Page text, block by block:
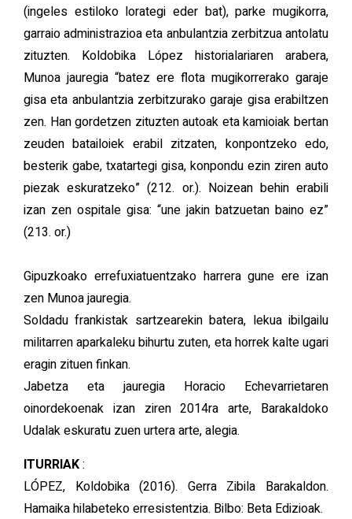
(ingeles estiloko lorategi eder bat), parke mugikorra,
garraio administrazioa eta anbulantzia zerbitzua antolatu
zituzten. Koldobika López historialariaren arabera,
Munoa jauregia “batez ere flota mugikorrerako garaje
gisa eta anbulantzia zerbitzurako garaje gisa erabiltzen
zen. Han gordetzen zituzten autoak eta kamioiak bertan
zeuden batailoiek erabil zitzaten, konpontzeko edo,
besterik gabe, txatartegi gisa, konpondu ezin ziren auto
piezak eskuratzeko” (212. or.). Noizean behin erabili
izan zen ospitale gisa: “une jakin batzuetan baino ez”
(213. or.)
Gipuzkoako errefuxiatuentzako harrera gune ere izan
zen Munoa jauregia.
Soldadu frankistak sartzearekin batera, lekua ibilgailu
militarren aparkaleku bihurtu zuten, eta horrek kalte ugari
eragin zituen finkan.
Jabetza eta jauregia Horacio Echevarrietaren
oinordekoenak izan ziren 2014ra arte, Barakaldoko
Udalak eskuratu zuen urtera arte, alegia.
ITURRIAK:
LÓPEZ, Koldobika (2016). Gerra Zibila Barakaldon.
Hamaika hilabeteko erresistentzia. Bilbo: Beta Edizioak.